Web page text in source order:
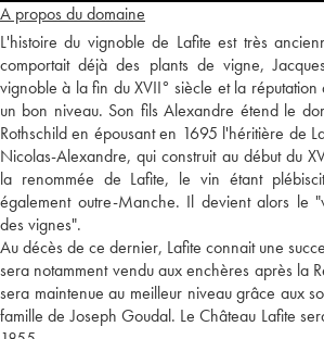
A propos du domaine
L'histoire du vignoble de Lafite est très
comportait déjà des plants de vigne,
vignoble à la fin du XVII° siècle et la
un bon niveau. Son fils Alexandre étend le
Rothschild en épousant en 1695 l'héritière de
Nicolas-Alexandre, qui construit au début du
la renommée de Lafite, le vin étant
également outre-Manche. Il devient alors le
des vignes".
Au décès de ce dernier, Lafite connait une
sera notamment vendu aux enchères après la
sera maintenue au meilleur niveau grâce aux
famille de Joseph Goudal. Le Château Lafite